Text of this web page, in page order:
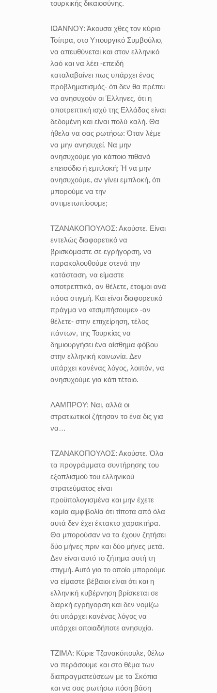
τουρκικής δικαιοσύνης.
ΙΩΑΝΝΟΥ: Άκουσα χθες τον κύριο
Τσίπρα, στο Υπουργικό Συμβούλιο,
να απευθύνεται και στον ελληνικό
λαό και να λέει -επειδή
καταλαβαίνει πως υπάρχει ένας
προβληματισμός- ότι δεν θα πρέπει
να ανησυχούν οι Έλληνες, ότι η
αποτρεπτική ισχύ της Ελλάδας είναι
δεδομένη και είναι πολύ καλή. Θα
ήθελα να σας ρωτήσω: Όταν λέμε
να μην ανησυχεί. Να μην
ανησυχούμε για κάποιο πιθανό
επεισόδιο ή εμπλοκή; Ή να μην
ανησυχούμε, αν γίνει εμπλοκή, ότι
μπορούμε να την
αντιμετωπίσουμε;
ΤΖΑΝΑΚΟΠΟΥΛΟΣ: Ακούστε. Είναι
εντελώς διαφορετικό να
βρισκόμαστε σε εγρήγορση, να
παρακολουθούμε στενά την
κατάσταση, να είμαστε
αποτρεπτικά, αν θέλετε, έτοιμοι ανά
πάσα στιγμή. Και είναι διαφορετικό
πράγμα να «τσιμπήσουμε» -αν
θέλετε- στην επιχείρηση, τέλος
πάντων, της Τουρκίας να
δημιουργήσει ένα αίσθημα φόβου
στην ελληνική κοινωνία. Δεν
υπάρχει κανένας λόγος, λοιπόν, να
ανησυχούμε για κάτι τέτοιο.
ΛΑΜΠΡΟΥ: Ναι, αλλά οι
στρατιωτικοί ζήτησαν το ένα δις για
να…
ΤΖΑΝΑΚΟΠΟΥΛΟΣ: Ακούστε. Όλα
τα προγράμματα συντήρησης του
εξοπλισμού του ελληνικού
στρατεύματος είναι
προϋπολογισμένα και μην έχετε
καμία αμφιβολία ότι τίποτα από όλα
αυτά δεν έχει έκτακτο χαρακτήρα.
Θα μπορούσαν να τα έχουν ζητήσει
δύο μήνες πριν και δύο μήνες μετά.
Δεν είναι αυτό το ζήτημα αυτή τη
στιγμή. Αυτό για το οποίο μπορούμε
να είμαστε βέβαιοι είναι ότι και η
ελληνική κυβέρνηση βρίσκεται σε
διαρκή εγρήγορση και δεν νομίζω
ότι υπάρχει κανένας λόγος να
υπάρχει οποιαδήποτε ανησυχία.
ΤΖΙΜΑ: Κύριε Τζανακόπουλε, θέλω
να περάσουμε και στο θέμα των
διαπραγματεύσεων με τα Σκόπια
και να σας ρωτήσω πόση βάση